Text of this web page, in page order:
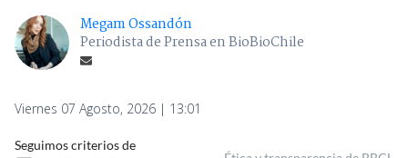
Megam Ossandón
Periodista de Prensa en BioBioChile
Viernes 07 Agosto, 2026 | 13:01
Seguimos criterios de